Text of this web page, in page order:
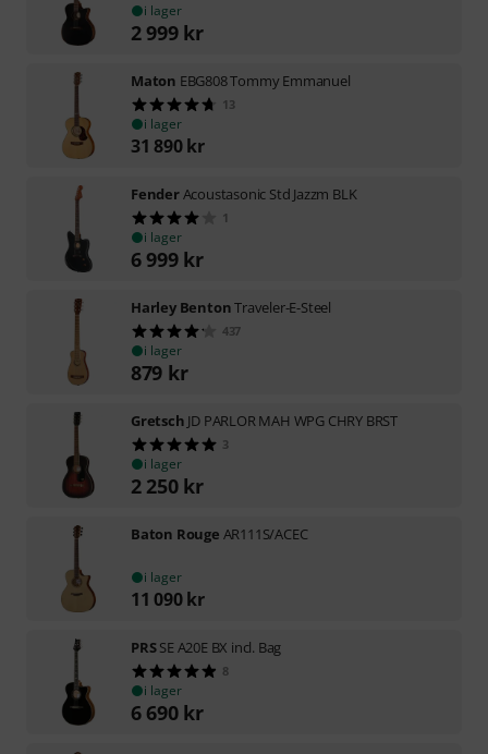
i lager
2 999 kr
Maton EBG808 Tommy Emmanuel
13
i lager
31 890 kr
FenderAcoustasonic Std Jazzm BLK
1
i lager
6 999 kr
Harley BentonTraveler-E-Steel
437
i lager
879 kr
Gretsch JD PARLOR MAH WPG CHRY BRST
3
i lager
2 250 kr
Baton Rouge AR111S/ACEC
i lager
11 090 kr
PRSSE A20E BX incl. Bag
8
i lager
6 690 kr